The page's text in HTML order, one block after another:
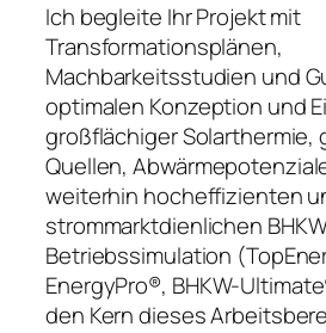
Ich begleite Ihr Projekt mit
Transformationsplänen,
Machbarkeitsstudien und
optimalen Konzeption und
großflächiger Solarthermie,
Quellen,
weiterhin hocheffizienten
strommarktdienlichen
Betriebssimulation
EnergyPro®, BHKW-
den Kern dieses